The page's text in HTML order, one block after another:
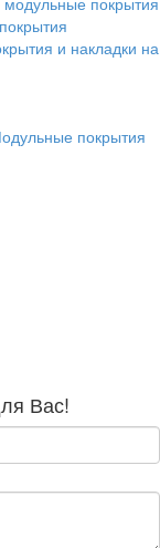
и накладки на
покрытия
Вас!